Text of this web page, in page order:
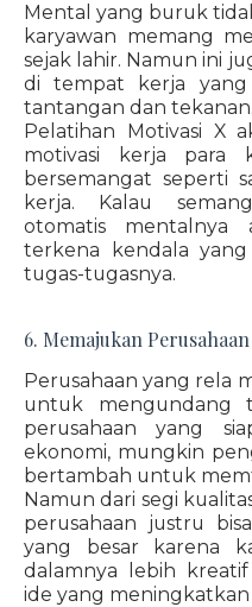
Mental yang buruk
karyawan memang
sejak lahir. Namun ini
di tempat kerja
tantangan dan tekanan.
Pelatihan Motivasi X
motivasi kerja para
bersemangat seperti
kerja. Kalau
otomatis
terkena kendala
tugas-tugasnya.
6. Memajukan Perusahaan
Perusahaan yang rela
untuk mengundang
perusahaan yang
ekonomi, mungkin
bertambah untuk
Namun dari segi
perusahaan justru
yang besar karena
dalamnya lebih
ide yang